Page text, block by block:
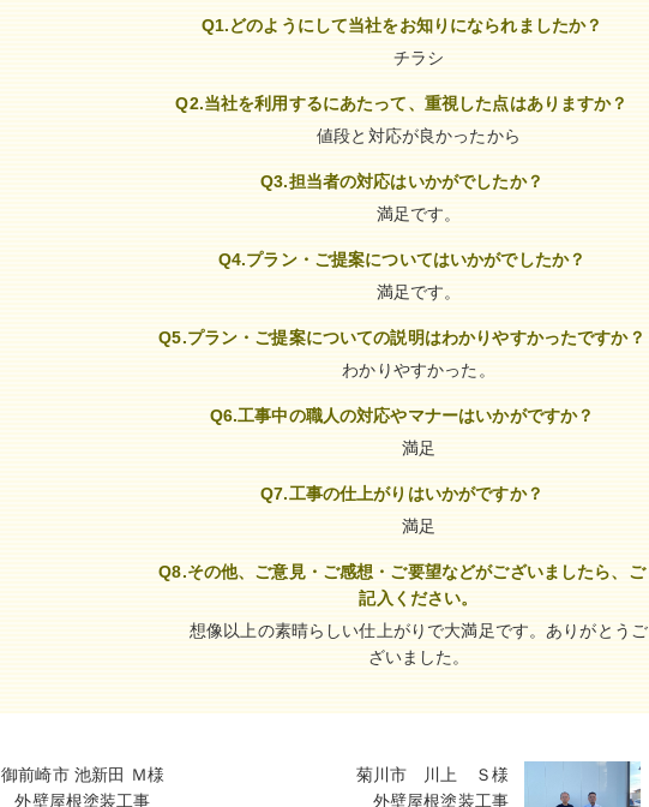
Q1.どのようにして当社をお知りになられましたか？
チラシ
Q2.当社を利用するにあたって、重視した点はありますか？
値段と対応が良かったから
Q3.担当者の対応はいかがでしたか？
満足です。
Q4.プラン・ご提案についてはいかがでしたか？
満足です。
Q5.プラン・ご提案についての説明はわかりやすかったですか？
わかりやすかった。
Q6.工事中の職人の対応やマナーはいかがですか？
満足
Q7.工事の仕上がりはいかがですか？
満足
Q8.その他、ご意見・ご感想・ご要望などがございましたら、ご
記入ください。
想像以上の素晴らしい仕上がりで大満足です。ありがとうご
ざいました。
御前崎市 池新田 Ｍ様
外壁屋根塗装工事
菊川市 川上 Ｓ様
外壁屋根塗装工事